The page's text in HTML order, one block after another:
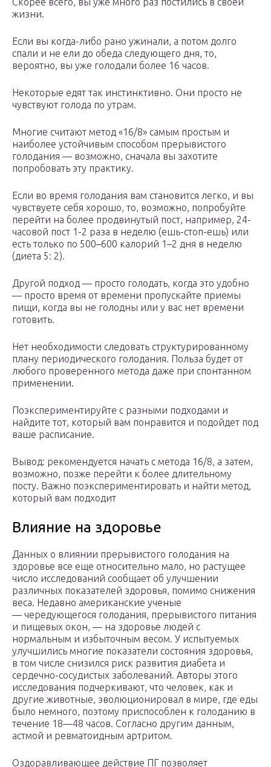
жизни.
Если вы когда-либо рано ужинали, а потом долго
спали и не ели до обеда следующего дня, то,
вероятно, вы уже голодали более 16 часов.
Некоторые едят так инстинктивно. Они просто не
чувствуют голода по утрам.
Многие считают метод «16/8» самым простым и
наиболее устойчивым способом прерывистого
голодания — возможно, сначала вы захотите
попробовать эту практику.
Если во время голодания вам становится легко, и вы
чувствуете себя хорошо, то, возможно, попробуйте
перейти на более продвинутый пост, например, 24-
часовой пост 1-2 раза в неделю (ешь-стоп-ешь) или
есть только по 500–600 калорий 1–2 дня в неделю
(диета 5: 2).
Другой подход — просто голодать, когда это удобно
— просто время от времени пропускайте приемы
пищи, когда вы не голодны или у вас нет времени
готовить.
Нет необходимости следовать структурированному
плану периодического голодания. Польза будет от
любого проверенного метода даже при спонтанном
применении.
Поэкспериментируйте с разными подходами и
найдите тот, который вам понравится и подойдет под
ваше расписание.
Вывод: рекомендуется начать с метода 16/8, а затем,
возможно, позже перейти к более длительному
посту. Важно поэкспериментировать и найти метод,
который вам подходит
Влияние на здоровье
Данных о влиянии прерывистого голодания на
здоровье все еще относительно мало, но растущее
число исследований сообщает об улучшении
различных показателей здоровья, помимо снижения
веса. Недавно американские ученые
— чередующегося голодания, прерывистого питания
и пищевых окон, — на здоровье людей с
нормальным и избыточным весом. У испытуемых
улучшились многие показатели состояния здоровья,
в том числе снизился риск развития диабета и
сердечно-сосудистых заболеваний. Авторы этого
исследования подчеркивают, что человек, как и
другие животные, эволюционировал в мире, где еды
было немного, поэтому приспособлен к голоданию в
течение 18—48 часов. Согласно другим данным,
астмой и ревматоидным артритом.
Оздоравливающее действие ПГ позволяет